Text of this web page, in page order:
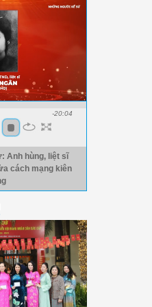
-20:04
Anh hùng, liệt sĩ
cách mạng kiên